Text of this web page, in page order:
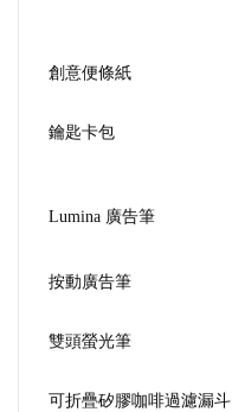
創意便條紙
鑰匙卡包
Lumina 廣告筆
按動廣告筆
雙頭螢光筆
可折疊矽膠咖啡過濾漏斗